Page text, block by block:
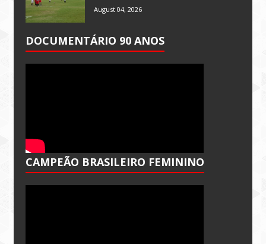
August 04, 2026
DOCUMENTÁRIO 90 ANOS
CAMPEÃO BRASILEIRO FEMININO